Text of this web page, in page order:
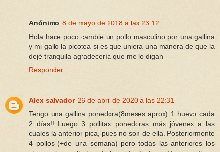
Anónimo 8 de mayo de 2018 a las 23:12
Hola hace poco cambie un pollo masculino por una gallina
y mi gallo la picotea si es que uniera una manera de que la
dejé tranquila agradecería que me lo digan
Responder
Alex salvador 26 de abril de 2020 a las 22:31
Tengo una gallina ponedora(8meses aprox) 1 huevo cada
2 días!! Luego 3 pollitas ponedoras más jóvenes a las
cuales la anterior pica, pues no son de ella. Posteriormente
4 pollos (+de una semana) pero todas las anteriores los